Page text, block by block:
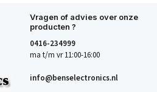
Vragen of advies over onze
producten ?
0416-234999
ma t/m vr 11:00-16:00
info@benselectronics.nl